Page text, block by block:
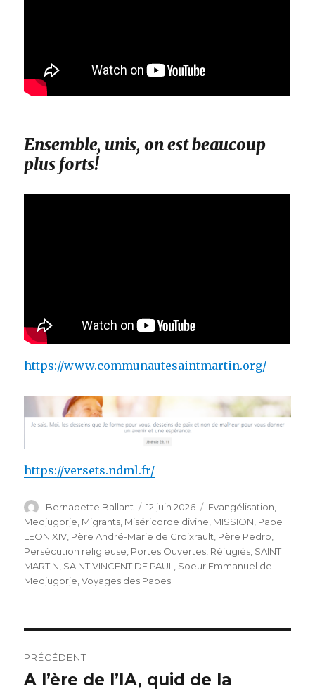
Ensemble, unis, on est beaucoup
plus forts!
https://www.communautesaintmartin.org/
https://versets.ndml.fr/
Auteur
Bernadette Ballant
Publié
le
12 juin 2026 Catégories
Evangélisation
Medjugorje Migrants Miséricorde divine MISSION Pape
LEON XIV Père André-Marie de Croixrault Père Pedro
Persécution religieuse Portes Ouvertes Réfugiés SAINT
MARTIN SAINT VINCENT DE PAUL
Soeur Emmanuel de
Medjugorje ,Voyages des Papes
de
PRÉCÉDENT
Article
A l’ère de l’IA, quid de la